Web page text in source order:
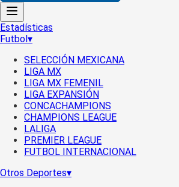
Estadísticas
Futbol▾
SELECCIÓN MEXICANA
LIGA MX
LIGA MX FEMENIL
LIGA EXPANSIÓN
CONCACHAMPIONS
CHAMPIONS LEAGUE
LALIGA
PREMIER LEAGUE
FUTBOL INTERNACIONAL
Otros Deportes▾